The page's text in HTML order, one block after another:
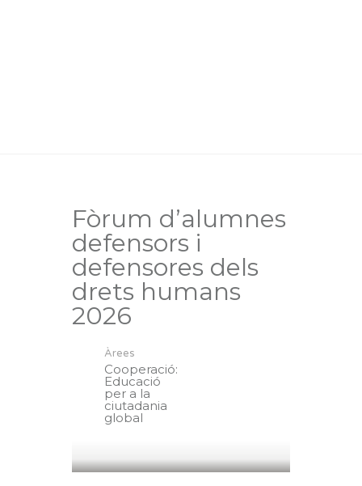
Fòrum d’alumnes
defensors i
defensores dels
drets humans
2026
Àrees
Cooperació:
Educació
per a la
ciutadania
global